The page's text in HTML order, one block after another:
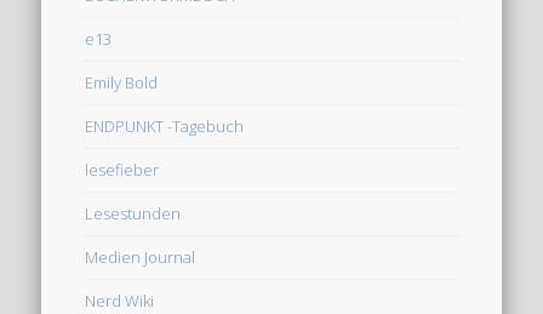
e13
Emily Bold
ENDPUNKT -Tagebuch
lesefieber
Lesestunden
Medien Journal
Nerd Wiki